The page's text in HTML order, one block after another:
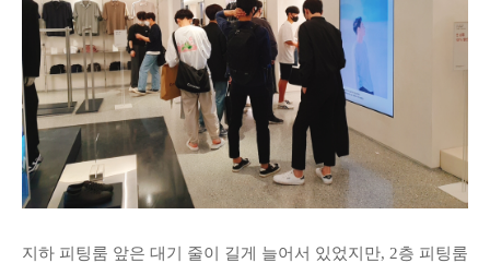
지하 피팅룸 앞은 대기 줄이 길게 늘어서 있었지만, 2층 피팅룸